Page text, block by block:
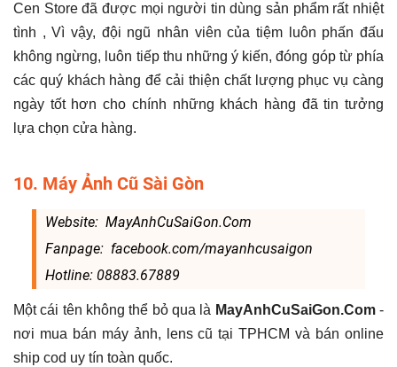
Cen Store đã được mọi người tin dùng sản phẩm rất nhiệt
tình , Vì vậy, đội ngũ nhân viên của tiệm luôn phấn đấu
không ngừng, luôn tiếp thu những ý kiến, đóng góp từ phía
các quý khách hàng để cải thiện chất lượng phục vụ càng
ngày tốt hơn cho chính những khách hàng đã tin tưởng
lựa chọn cửa hàng.
10. Máy Ảnh Cũ Sài Gòn
Website: MayAnhCuSaiGon.Com
Fanpage: facebook.com/mayanhcusaigon
Hotline: 08883.67889
Một cái tên không thể bỏ qua là MayAnhCuSaiGon.Com-
nơi mua bán máy ảnh, lens cũ tại TPHCM và bán online
ship cod uy tín toàn quốc.